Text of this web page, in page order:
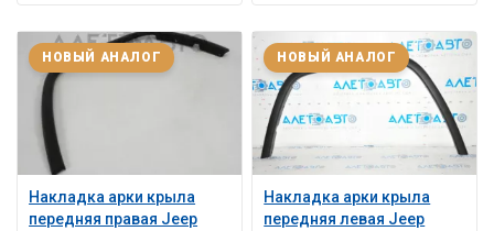
Накладка арки крыла
передняя правая Jeep
НОВЫЙ АНАЛОГ
Накладка арки крыла
передняя левая Jeep
НОВЫЙ АНАЛОГ